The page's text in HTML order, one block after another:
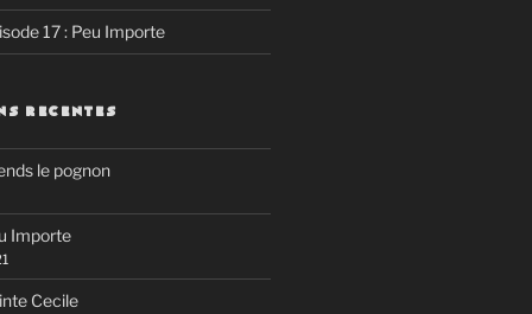
17 : Peu Importe
RECENTES
le pognon
Importe
Cecile